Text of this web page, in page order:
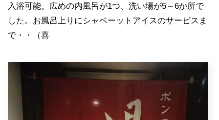
入浴可能。広めの内風呂が1つ、洗い場が5～6か所で
した。お風呂上りにシャベーットアイスのサービスま
で・・（喜